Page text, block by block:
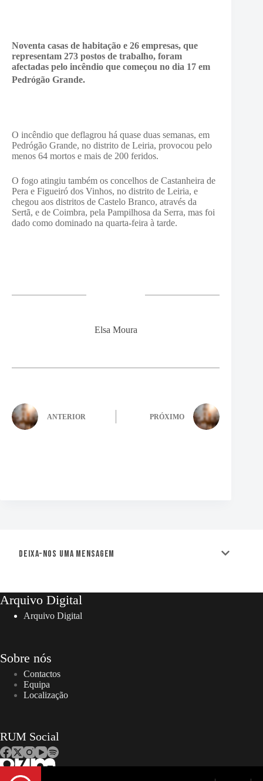
Noventa casas de habitação e 26 empresas, que
representam 273 postos de trabalho, foram
afectadas pelo incêndio que começou no dia 17 em
Pedrógão Grande.
O incêndio que deflagrou há quase duas semanas, em
Pedrógão Grande, no distrito de Leiria, provocou pelo
menos 64 mortos e mais de 200 feridos.
O fogo atingiu também os concelhos de Castanheira de
Pera e Figueiró dos Vinhos, no distrito de Leiria, e
chegou aos distritos de Castelo Branco, através da
Sertã, e de Coimbra, pela Pampilhosa da Serra, mas foi
dado como dominado na quarta-feira à tarde.
Elsa Moura
ANTERIOR PRÓXIMO
Deixa-nos uma mensagem
Arquivo Digital
Arquivo Digital
Sobre nós
Contactos
Equipa
Localização
RUM Social